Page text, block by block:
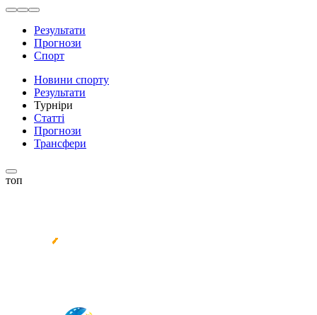
Результати
Прогнози
Спорт
Новини спорту
Результати
Турніри
Статті
Прогнози
Трансфери
топ